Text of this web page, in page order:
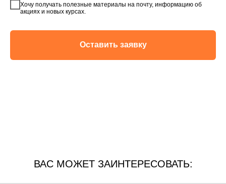
Хочу получать полезные материалы на почту, информацию об
акциях и новых курсах.
Оставить заявку
ВАС МОЖЕТ ЗАИНТЕРЕСОВАТЬ: